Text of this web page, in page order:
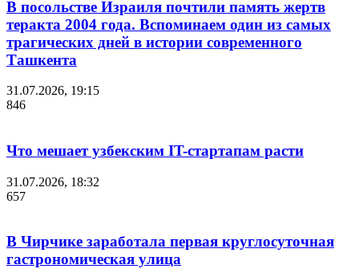
В посольстве Израиля почтили память жертв
теракта 2004 года. Вспоминаем один из самых
трагических дней в истории современного
Ташкента
31.07.2026, 19:15
846
Что мешает узбекским IT-стартапам расти
31.07.2026, 18:32
657
В Чирчике заработала первая круглосуточная
гастрономическая улица